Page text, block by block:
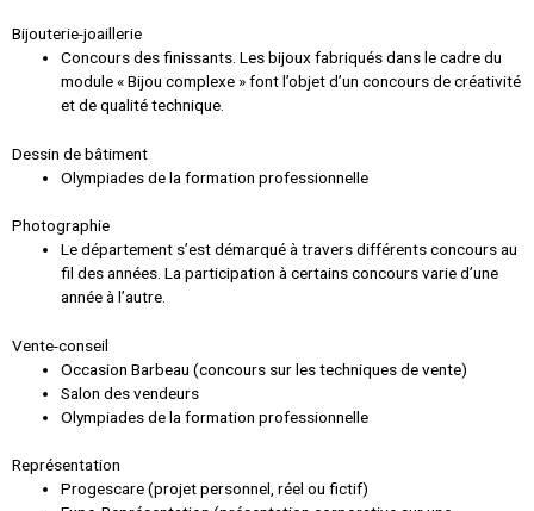
Bijouterie-joaillerie
Concours des finissants. Les bijoux fabriqués dans le cadre du
module « Bijou complexe » font l’objet d’un concours de créativité
et de qualité technique.
Dessin de bâtiment
Olympiades de la formation professionnelle
Photographie
Le département s’est démarqué à travers différents concours au
fil des années. La participation à certains concours varie d’une
année à l’autre.
Vente-conseil
Occasion Barbeau (concours sur les techniques de vente)
Salon des vendeurs
Olympiades de la formation professionnelle
Représentation
Progescare (projet personnel, réel ou fictif)